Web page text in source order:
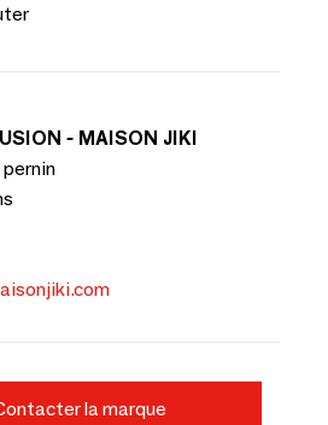
- MAISON JIKI
pernin
la marque